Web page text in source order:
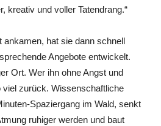
kreativ und voller Tatendrang.“
ankamen, hat sie dann schnell
Angebote entwickelt.
Ort. Wer ihn ohne Angst und
zurück. Wissenschaftliche
Spaziergang im Wald, senkt
ruhiger werden und baut